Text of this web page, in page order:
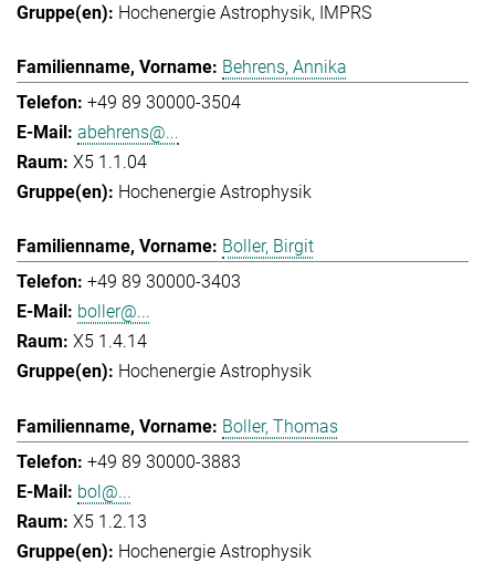
Hochenergie Astrophysik IMPRS
Behrens, Annika
+49 89 30000-3504
abehrens@...
X5 1.1.04
Hochenergie Astrophysik
Boller, Birgit
+49 89 30000-3403
boller@...
X5 1.4.14
Hochenergie Astrophysik
Boller, Thomas
+49 89 30000-3883
bol@...
X5 1.2.13
Hochenergie Astrophysik